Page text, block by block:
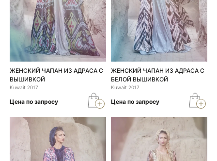
ЖЕНСКИЙ ЧАПАН ИЗ АДРАСА С
ВЫШИВКОЙ
Kuwait 2017
Цена по запросу
ЖЕНСКИЙ ЧАПАН ИЗ АДРАСА С
БЕЛОЙ ВЫШИВКОЙ
Kuwait 2017
Цена по запросу